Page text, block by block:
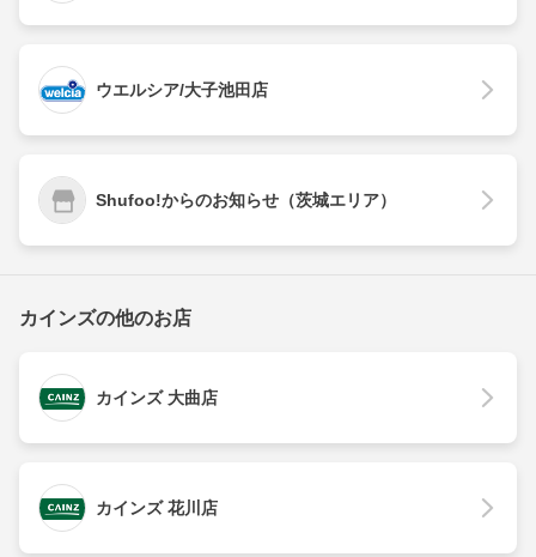
ウエルシア/大子池田店
Shufoo!からのお知らせ（茨城エリア）
カインズの他のお店
カインズ 大曲店
カインズ 花川店